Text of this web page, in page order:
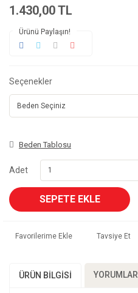
1.430,00 TL
Ürünü Paylaşın!
Seçenekler
Beden Tablosu
Adet
SEPETE EKLE
Tavsiye Et
ÜRÜN BILGISI YORUMLAR